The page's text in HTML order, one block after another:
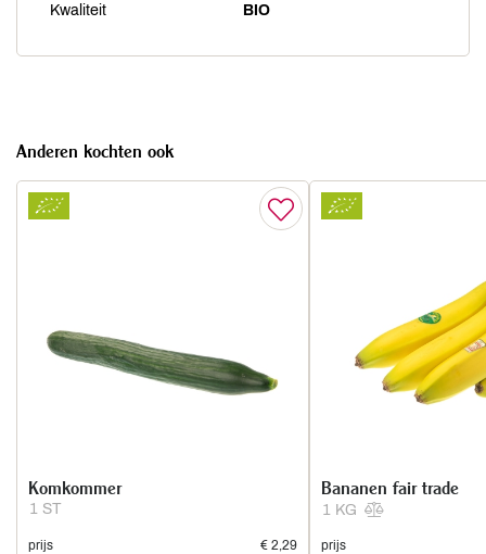
Kwaliteit BIO
Anderen kochten ook
1 ST
Komkommer
prijs
€ 2,29
1 KG
Bananen fair trade
prijs